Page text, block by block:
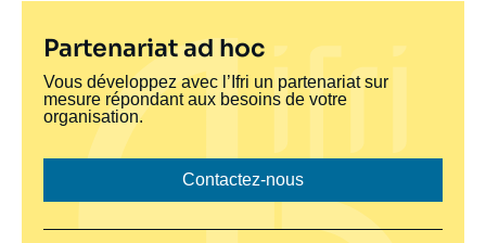
Titre
bloc
jaune
donateur
Partenariat ad hoc
Texte
bloc
jaune
donateur
Vous développez avec l’Ifri un partenariat sur
mesure répondant aux besoins de votre
organisation.
Lien bouton donateurContactez-nous